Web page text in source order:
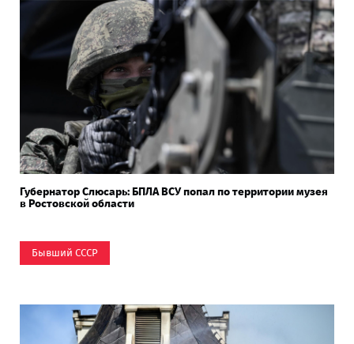
Губернатор Слюсарь: БПЛА ВСУ попал по территории музея
в Ростовской области
Бывший СССР